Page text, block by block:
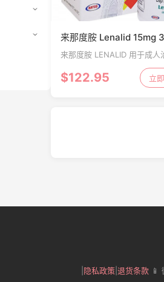
来那度胺 Lenalid 15mg
来那度胺 LENALID 用于成人
多发性骨髓瘤，骨髓增生异常
（MDS），套细胞淋巴瘤（
$122.95 立
隐私政策 退货条款 📱